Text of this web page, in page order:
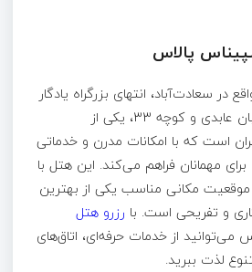
پالاس
سعادت‌آباد، انتهای بزرگراه یادگار
امام، میدان بهرود، خیابان عابدی و کوچه 33، یکی از
است که با امکانات مدرن و خدماتی
برای مهمانان فراهم می‌کند. این هتل با
مکانی مناسب یکی از بهترین
و تفریحی است. با رزرو هتل
می‌توانید از خدمات حرفه‌ای، اتاق‌های
لذت ببرید.